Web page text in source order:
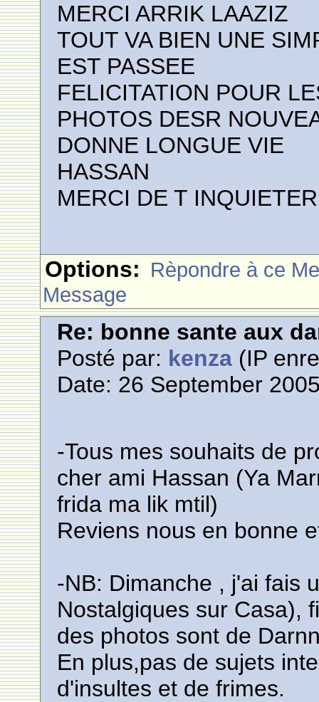
MERCI ARRIK LAAZIZ
TOUT VA BIEN UNE
EST PASSEE
FELICITATION POUR
PHOTOS DESR
DONNE LONGUE VIE
HASSAN
MERCI DE T
Options: Rèpondre à ce
Message
Re: bonne sante aux
Posté par: kenza (IP
Date: 26 September
-Tous mes souhaits de
cher ami Hassan (Ya
frida ma lik mtil)
Reviens nous en bonne
-NB: Dimanche , j'ai fais
Nostalgiques sur Casa),
des photos sont de
En plus,pas de sujets
d'insultes et de frimes.